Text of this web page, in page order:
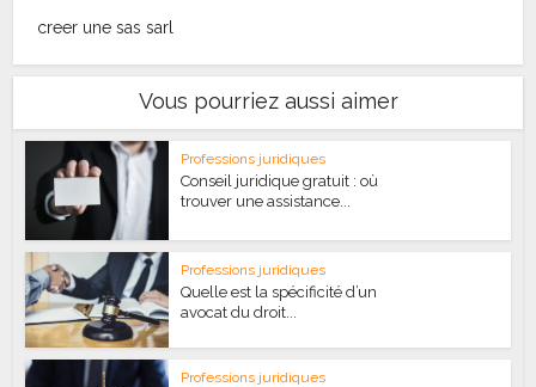
creer une sas sarl
Vous pourriez aussi aimer
Professions juridiques
Conseil juridique gratuit : où
trouver une assistance...
Professions juridiques
Quelle est la spécificité d’un
avocat du droit...
Professions juridiques